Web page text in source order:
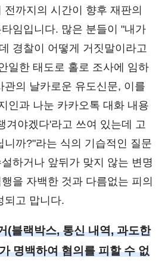
까지의 시간이 향후 재판의
임입니다. 많은 분들이 "내가
경찰이 어떻게 거짓말이라고
일한 태도로 홀로 조사에 임하
관의 날카로운 유도신문, 이를
인과 나눈 카카오톡 대화 내용
겨야겠다'라고 쓰여 있는데 고
니까?"라는 식의 기습적인 질문
하거나 앞뒤가 맞지 않는 변명
을 자백한 것과 다름없는 피의
되고 맙니다.
(블랙박스, 통신 내역, 과도한
명백하여 혐의를 피할 수 없